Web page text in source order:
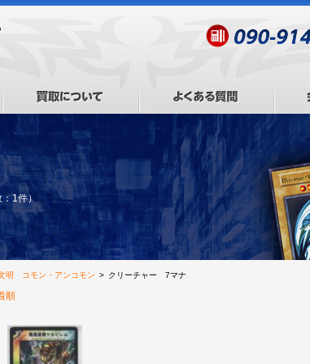
1件）
明 コモン・アンコモン > クリーチャー 7マナ
順